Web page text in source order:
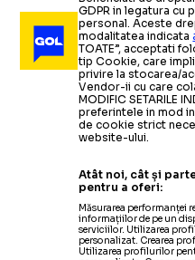
ARHIVA FOTBAL
Bogdan Stancu, gol și
vs Kayserispor)
ARHIVA FOTBAL
VIDEO Bogdan
din Turcia, a ajuns la 11
ARHIVA FOTBAL
VIDEO
golgheterul
/ Românul a
ajuns la 10
Citește mai mult
GDPR in legatura cu
personal. Aceste
modalitatea indicata
TOATE”, acceptati
tip Cookie, care
privire la stocarea/
Vendor-ii cu care
MODIFIC SETARILE
preferintele in mod
de cookie strict
website-ului.
Atât noi, cât și
pentru a oferi:
Măsurarea performanței
informațiilor de pe un
serviciilor. Utilizarea
personalizat. Crearea
Utilizarea profilurilor